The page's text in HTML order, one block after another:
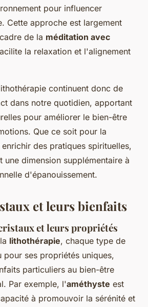
pour influencer
Cette approche est largement
de la méditation avec
la relaxation et l'alignement
continuent donc de
dans notre quotidien, apportant
pour améliorer le bien-être
Que ce soit pour la
des pratiques spirituelles,
une dimension supplémentaire à
d'épanouissement.
et leurs bienfaits
et leurs propriétés
lithothérapie, chaque type de
pour ses propriétés uniques,
particuliers au bien-être
Par exemple, l'améthyste est
à promouvoir la sérénité et